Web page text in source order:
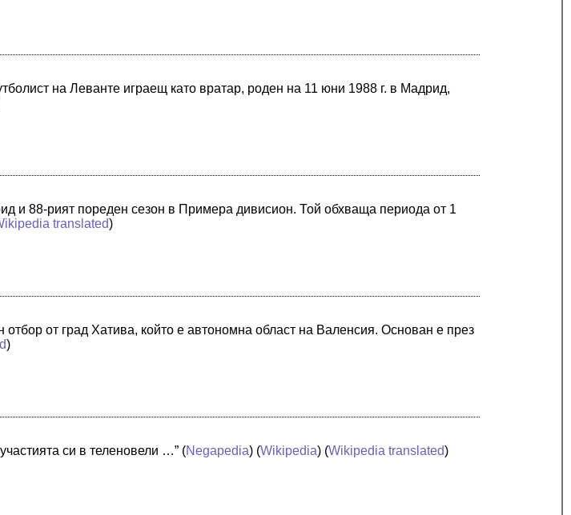
на Леванте играещ като вратар, роден на 11 юни 1988 г. в Мадрид,
и 88-рият пореден сезон в Примера дивисион. Той обхваща периода от 1
translated)
от град Хатива, който е автономна област на Валенсия. Основан е през
)
си в теленовели …” (Negapedia) (Wikipedia) (Wikipedia translated)